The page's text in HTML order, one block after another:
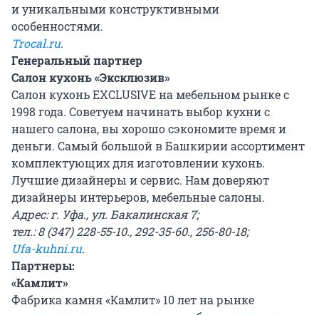
и уникальными конструктивными
особенностями.
Trocal.ru.
Генеральный партнер
Салон кухонь «Эксклюзив»
Салон кухонь EXCLUSIVE на мебельном рынке с
1998 года. Советуем начинать выбор кухни с
нашего салона, вы хорошо сэкономите время и
деньги. Самый большой в Башкирии ассортимент
комплектующих для изготовлении кухонь.
Лучшие дизайнеры и сервис. Нам доверяют
дизайнеры интерьеров, мебельные салоны.
Адрес: г. Уфа., ул. Бакалинская 7;
тел.: 8 (347) 228-55-10., 292-35-60., 256-80-18;
Ufa-kuhni.ru.
Партнеры:
«Камлит»
Фабрика камня «Камлит» 10 лет на рынке